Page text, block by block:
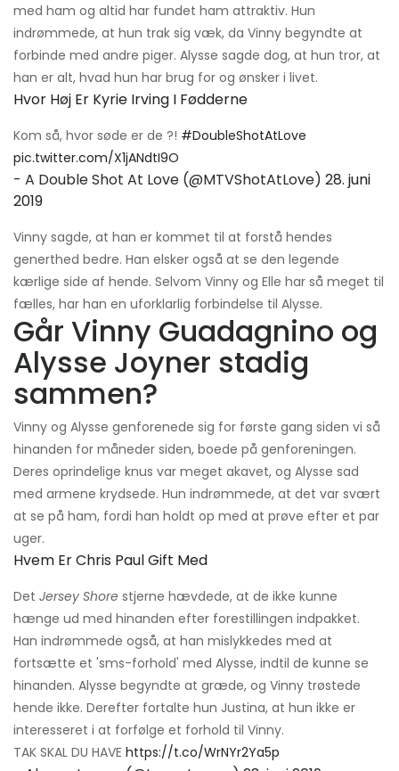
med ham og altid har fundet ham attraktiv. Hun
indrømmede, at hun trak sig væk, da Vinny begyndte at
forbinde med andre piger. Alysse sagde dog, at hun tror, ​​at
han er alt, hvad hun har brug for og ønsker i livet.
Hvor Høj Er Kyrie Irving I Fødderne
Kom så, hvor søde er de ?! #DoubleShotAtLove
pic.twitter.com/X1jANdtI9O
- A Double Shot At Love (@MTVShotAtLove) 28. juni
2019
Vinny sagde, at han er kommet til at forstå hendes
generthed bedre. Han elsker også at se den legende
kærlige side af hende. Selvom Vinny og Elle har så meget til
fælles, har han en uforklarlig forbindelse til Alysse.
Går Vinny Guadagnino og
Alysse Joyner stadig
sammen?
Vinny og Alysse genforenede sig for første gang siden vi så
hinanden for måneder siden, boede på genforeningen.
Deres oprindelige knus var meget akavet, og Alysse sad
med armene krydsede. Hun indrømmede, at det var svært
at se på ham, fordi han holdt op med at prøve efter et par
uger.
Hvem Er Chris Paul Gift Med
Det Jersey Shore stjerne hævdede, at de ikke kunne
hænge ud med hinanden efter forestillingen indpakket.
Han indrømmede også, at han mislykkedes med at
fortsætte et 'sms-forhold' med Alysse, indtil de kunne se
hinanden. Alysse begyndte at græde, og Vinny trøstede
hende ikke. Derefter fortalte hun Justina, at hun ikke er
interesseret i at forfølge et forhold til Vinny.
TAK SKAL DU HAVE https://t.co/WrNYr2Ya5p